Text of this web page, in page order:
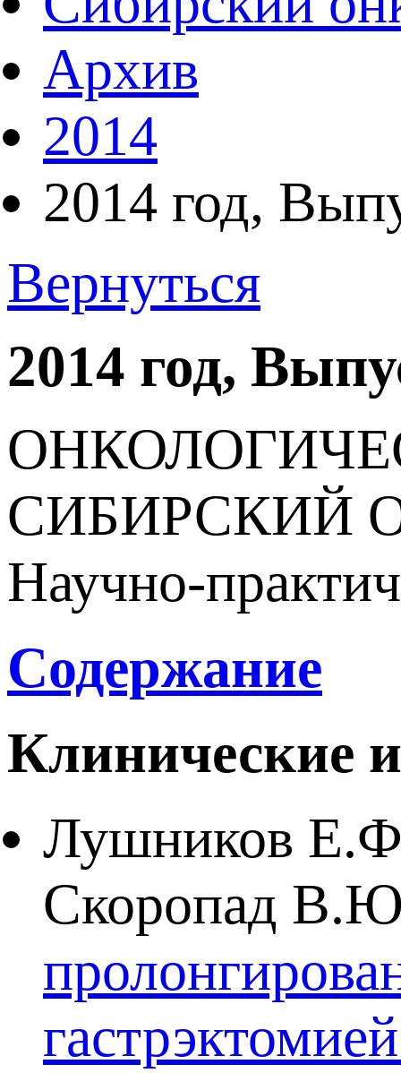
Архив
2014
2014 год,
Вернуться
2014 год,
СИБИРСКИЙ
Научно-
Содержание
Клинические
Лушников
Скоропад